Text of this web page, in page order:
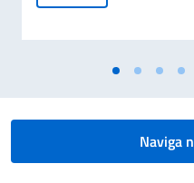
Naviga